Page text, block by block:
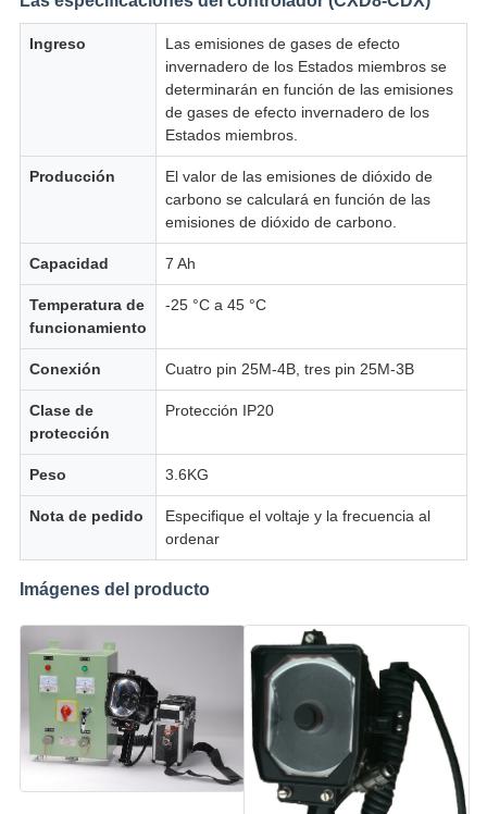
Ingreso
Las emisiones de gases de efecto
invernadero de los Estados miembros se
determinarán en función de las emisiones
de gases de efecto invernadero de los
Estados miembros.
Producción
El valor de las emisiones de dióxido de
carbono se calculará en función de las
emisiones de dióxido de carbono.
Capacidad 7 Ah
Temperatura de
funcionamiento
-25 °C a 45 °C
Conexión Cuatro pin 25M-4B, tres pin 25M-3B
Clase de
protección
Protección IP20
Peso 3.6KG
Nota de pedido
Especifique el voltaje y la frecuencia al
ordenar
Imágenes del producto